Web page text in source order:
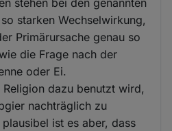
stehen bei den genannten
starken Wechselwirkung,
Primärursache genau so
die Frage nach der
oder Ei.
dazu benutzt wird,
nachträglich zu
ist es aber, dass